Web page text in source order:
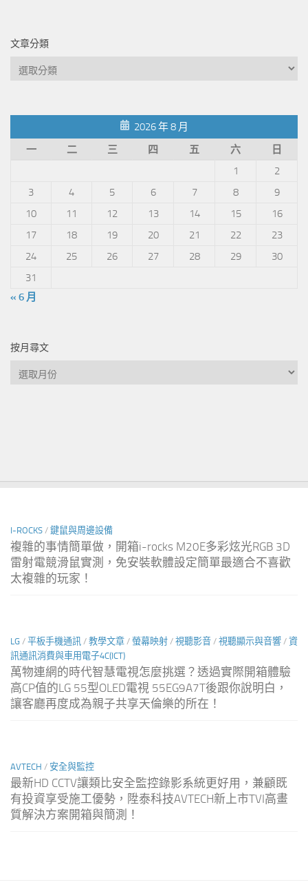
文章分類
文
類
2026 年 8 月
一
二 三 四 五 六
日
1
2
3
4 5 6 7 8
9
10
11 12 13 14 15
16
17
18 19 20 21 22
23
24
25 26 27 28 29
30
31
« 6 月
按月尋文
按
I-ROCKS / 鍵鼠與周邊設備
複雜的事情簡單做，開箱i-rocks M20E多彩炫光RGB 3D
雷射電競滑鼠實測，免安裝軟體設定簡單最適合不喜歡
太複雜的玩家！
LG / 平板手機通訊 / 教學文章 / 螢幕映射 / 視聽影音 / 視聽顯示與音響 / 資
訊通訊消費與車用電子4C(ICT)
萬物連網的時代智慧電視怎麼挑選？透過實際開箱體驗
高CP值的LG 55型OLED電視 55EG9A7T後跟你說明白，
讓客廳再度成為親子共享天倫樂的所在！
AVTECH / 安全與監控
最新HD CCTV讓類比安全監控錄影系統更好用，兼顧既
有投資享受施工優勢，陞泰科技AVTECH新上市TVI高畫
質解決方案開箱與簡測！